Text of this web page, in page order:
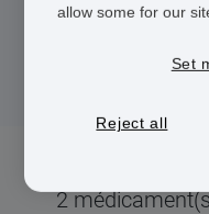
2
allow some for our
Set
Reject all